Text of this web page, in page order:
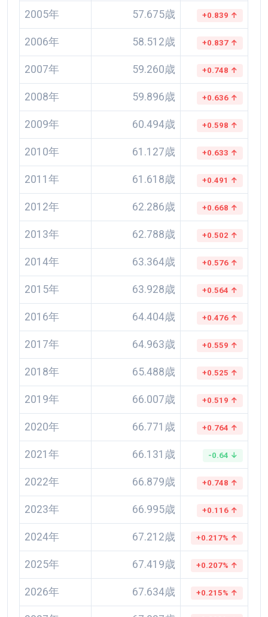
2005年 57.675歳 +0.839 ↑
2006年 58.512歳 +0.837 ↑
2007年 59.260歳 +0.748 ↑
2008年 59.896歳 +0.636 ↑
2009年 60.494歳 +0.598 ↑
2010年 61.127歳 +0.633 ↑
2011年 61.618歳 +0.491 ↑
2012年 62.286歳 +0.668 ↑
2013年 62.788歳 +0.502 ↑
2014年 63.364歳 +0.576 ↑
2015年 63.928歳 +0.564 ↑
2016年 64.404歳 +0.476 ↑
2017年 64.963歳 +0.559 ↑
2018年 65.488歳 +0.525 ↑
2019年 66.007歳 +0.519 ↑
2020年 66.771歳 +0.764 ↑
2021年 66.131歳 -0.64 ↓
2022年 66.879歳 +0.748 ↑
2023年 66.995歳 +0.116 ↑
2024年 67.212歳 +0.217% ↑
2025年 67.419歳 +0.207% ↑
2026年 67.634歳 +0.215% ↑